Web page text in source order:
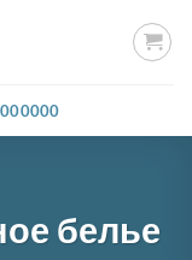
белье